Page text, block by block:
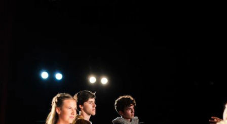
Vorstellungen
Festivals
Wild & Schön Festival